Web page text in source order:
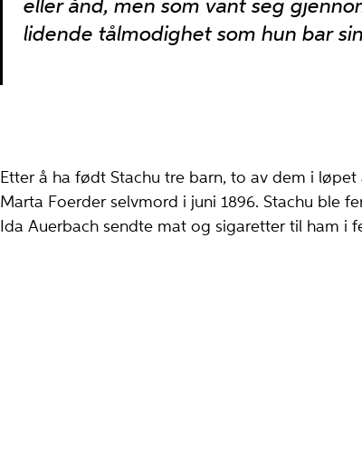
eller ånd, men som vant seg
lidende tålmodighet som hun bar
Etter å ha født Stachu tre barn, to av dem i
Marta Foerder selvmord i juni 1896. Stachu ble
Ida Auerbach sendte mat og sigaretter til ham i